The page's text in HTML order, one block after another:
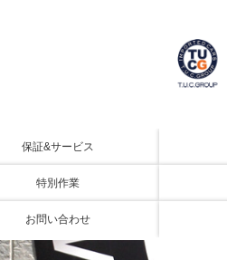
保証&サービス
特別作業
お問い合わせ